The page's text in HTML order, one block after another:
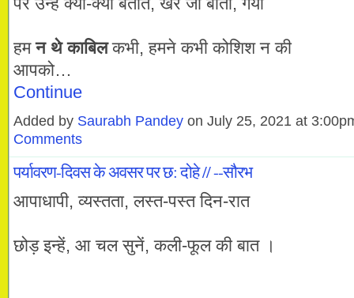
हमन थे काबिलकभी, हमने कभी कोशिश न की
आपको…
Continue
Added by Saurabh Pandey on July 25, 2021 at
Comments
पर्यावरण-दिवस के अवसर पर छ: दोहे // --सौरभ
आपाधापी, व्यस्तता, लस्त-पस्त दिन-रात
छोड़ इन्हें, आ चल सुनें, कली-फूल की बात ।